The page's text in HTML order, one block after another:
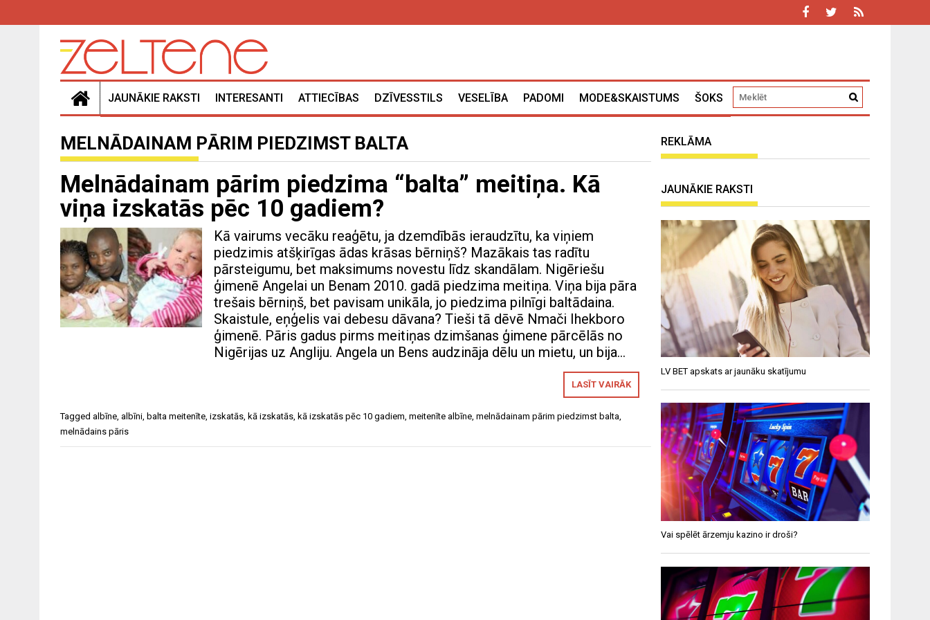
JAUNĀKIE RAKSTI INTERESANTI ATTIECĪBAS DZĪVESSTILS VESELĪBA PADOMI MODE&SKAISTUMS ŠOKS
MELNĀDAINAM PĀRIM PIEDZIMST BALTA
Melnādainam pārim piedzima “balta” meitiņa. Kā
viņa izskatās pēc 10 gadiem?
Kā vairums vecāku reaģētu, ja dzemdībās ieraudzītu, ka viņiem
piedzimis atšķirīgas ādas krāsas bērniņš? Mazākais tas radītu
pārsteigumu, bet maksimums novestu līdz skandālam. Nigēriešu
ģimenē Angelai un Benam 2010. gadā piedzima meitiņa. Viņa bija pāra
trešais bērniņš, bet pavisam unikāla, jo piedzima pilnīgi baltādaina.
Skaistule, eņģelis vai debesu dāvana? Tieši tā dēvē Nmači Ihekboro
ģimenē. Pāris gadus pirms meitiņas dzimšanas ģimene pārcēlās no
Nigērijas uz Angliju. Angela un Bens audzināja dēlu un mietu, un bija…
LASĪT VAIRĀK
Tagged albīne, albīni, balta meitenīte, izskatās, kā izskatās, kā izskatās pēc 10 gadiem, meitenīte albīne, melnādainam pārim piedzimst balta,
melnādains pāris
REKLĀMA
JAUNĀKIE RAKSTI
LV BET apskats ar jaunāku skatījumu
Vai spēlēt ārzemju kazino ir droši?